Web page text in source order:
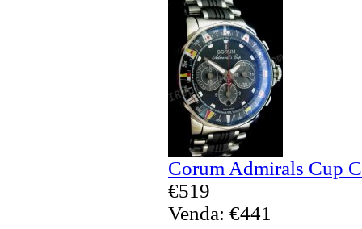
Corum Admirals Cup
€519
Venda: €441